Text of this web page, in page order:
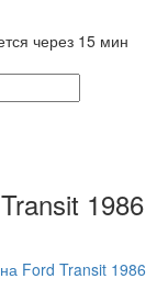
через 15 мин
1986